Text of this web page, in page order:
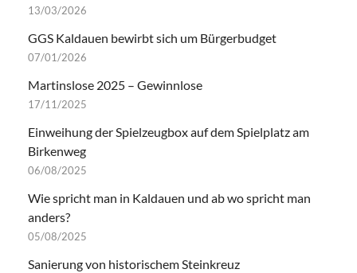
13/03/2026
GGS Kaldauen bewirbt sich um Bürgerbudget
07/01/2026
Martinslose 2025 – Gewinnlose
17/11/2025
Einweihung der Spielzeugbox auf dem Spielplatz am
Birkenweg
06/08/2025
Wie spricht man in Kaldauen und ab wo spricht man
anders?
05/08/2025
Sanierung von historischem Steinkreuz